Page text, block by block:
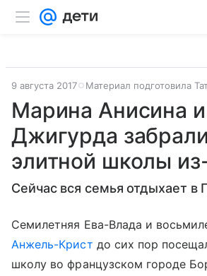
9 августа 2017 Материал подготовила
Марина Анисина
Джигурда
элитной школы
Сейчас вся семья отдыхает в
Семилетняя Ева-Влада и
Анжель-Крист до сих пор
школу во французском городе